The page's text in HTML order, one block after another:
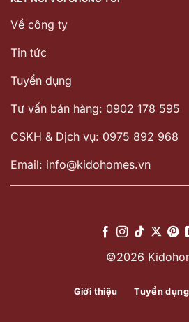
Về công ty
Tin tức
Tuyển dụng
Tư vấn bán hàng: 0902 178 595
CSKH & Dịch vụ: 0975 892 968
Email: info@kidohomes.vn
©2026
Giới thiệu Tuyển dụng